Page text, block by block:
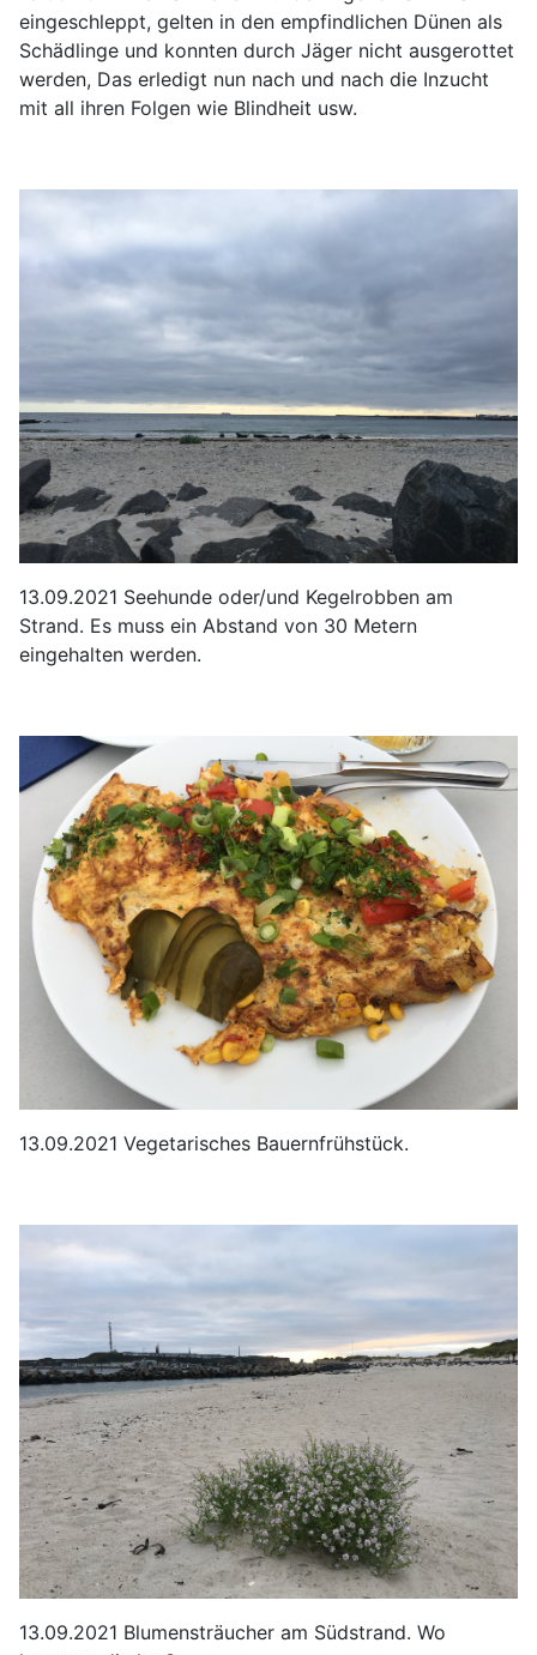
eingeschleppt, gelten in den empfindlichen Dünen als
Schädlinge und konnten durch Jäger nicht ausgerottet
werden, Das erledigt nun nach und nach die Inzucht
mit all ihren Folgen wie Blindheit usw.
13.09.2021 Seehunde oder/und Kegelrobben am
Strand. Es muss ein Abstand von 30 Metern
eingehalten werden.
13.09.2021 Vegetarisches Bauernfrühstück.
13.09.2021 Blumensträucher am Südstrand. Wo